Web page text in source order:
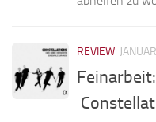
REVIEW